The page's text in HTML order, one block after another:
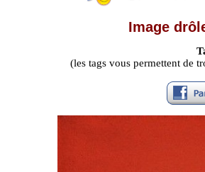
Image
(les tags vous permettent de